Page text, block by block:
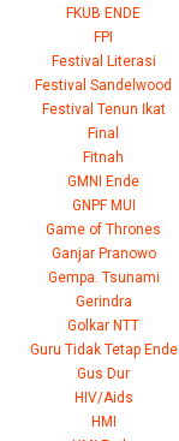
FKUB ENDE
FPI
Festival Literasi
Festival Sandelwood
Festival Tenun Ikat
Final
Fitnah
GMNI Ende
GNPF MUI
Game of Thrones
Ganjar Pranowo
Gempa. Tsunami
Gerindra
Golkar NTT
Guru Tidak Tetap Ende
Gus Dur
HIV/Aids
HMI